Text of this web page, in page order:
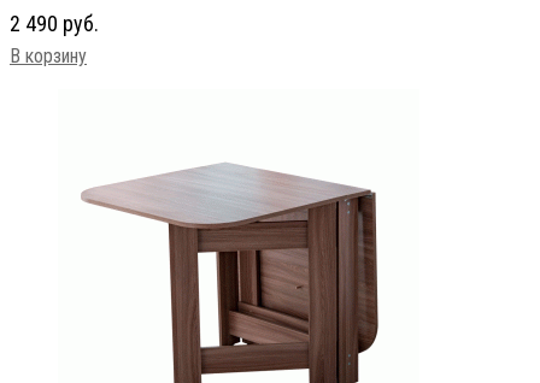
2 490 руб.
В корзину